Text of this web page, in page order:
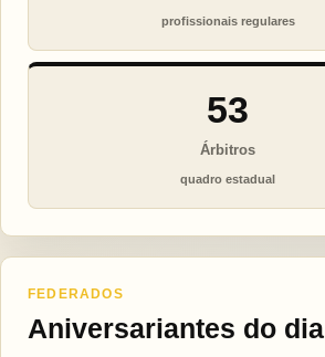
profissionais regulares
53
Árbitros
quadro estadual
FEDERADOS
Aniversariantes do dia